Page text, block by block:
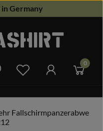
in Germany
Du hast 0 0
Fallschirmpanzerabwe